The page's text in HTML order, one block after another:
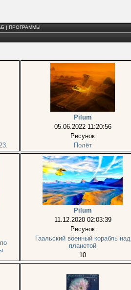
ПРОГРАММЫ
Pilum
05.06.2022 11:20:56
Рисунок
Полёт
Pilum
11.12.2020 02:03:39
Рисунок
Гаальский военный корабль над
планетой
10